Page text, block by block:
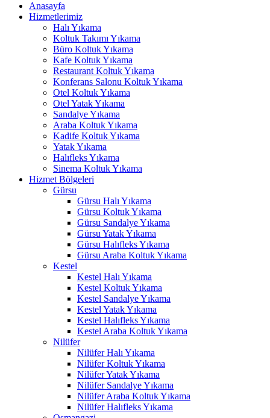
Panel
Panel
Panel
Panel
panel
panel
Anasayfa
Hizmetlerimiz
Halı Yıkama
Koltuk Takımı Yıkama
Büro Koltuk Yıkama
Kafe Koltuk Yıkama
Restaurant Koltuk Yıkama
Konferans Salonu Koltuk Yıkama
Otel Koltuk Yıkama
Otel Yatak Yıkama
Sandalye Yıkama
Araba Koltuk Yıkama
Kadife Koltuk Yıkama
Yatak Yıkama
Halıfleks Yıkama
Sinema Koltuk Yıkama
Hizmet Bölgeleri
Gürsu
Gürsu Halı Yıkama
Gürsu Koltuk Yıkama
Gürsu Sandalye Yıkama
Gürsu Yatak Yıkama
Gürsu Halıfleks Yıkama
Gürsu Araba Koltuk Yıkama
Kestel
Kestel Halı Yıkama
Kestel Koltuk Yıkama
Kestel Sandalye Yıkama
Kestel Yatak Yıkama
Kestel Halıfleks Yıkama
Kestel Araba Koltuk Yıkama
Nilüfer
Nilüfer Halı Yıkama
Nilüfer Koltuk Yıkama
Nilüfer Yatak Yıkama
Nilüfer Sandalye Yıkama
Nilüfer Araba Koltuk Yıkama
Nilüfer Halıfleks Yıkama